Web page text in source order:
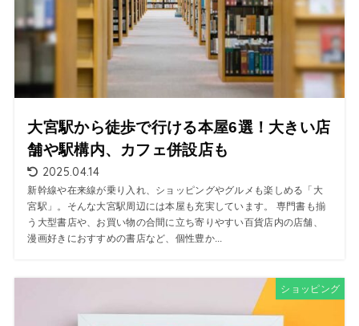
大宮駅から徒歩で行ける本屋6選！大きい店
舗や駅構内、カフェ併設店も
2025.04.14
新幹線や在来線が乗り入れ、ショッピングやグルメも楽しめる「大
宮駅」。そんな大宮駅周辺には本屋も充実しています。 専門書も揃
う大型書店や、お買い物の合間に立ち寄りやすい百貨店内の店舗、
漫画好きにおすすめの書店など、個性豊か...
ショッピング